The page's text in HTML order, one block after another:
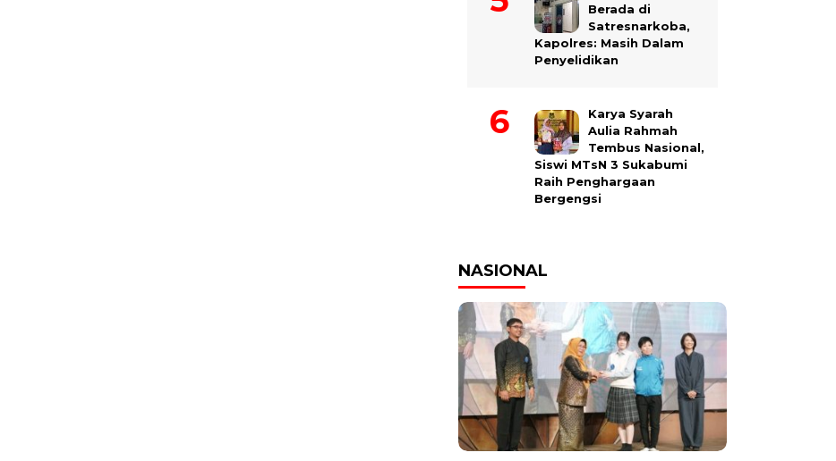
Berada di
Satresnarkoba,
Kapolres: Masih Dalam
Penyelidikan
Karya Syarah
Aulia Rahmah
Tembus Nasional,
Siswi MTsN 3 Sukabumi
Raih Penghargaan
Bergengsi
NASIONAL